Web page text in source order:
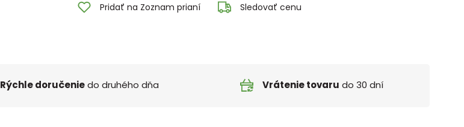
Pridať na Zoznam prianí Sledovať cenu
Rýchle doručeniedo druhého dňa Vrátenie tovaru do 30 dní